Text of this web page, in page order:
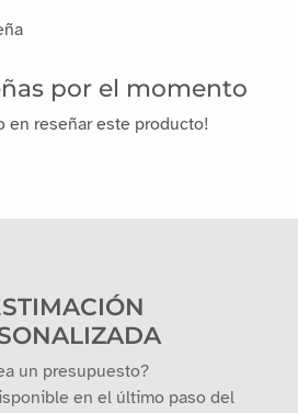
por el momento
en reseñar este producto!
un presupuesto?
en el último paso del